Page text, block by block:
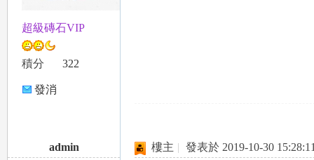
超級磚石VIP
積分 322
發消
admin 樓主 | 發表於 2019-10-30